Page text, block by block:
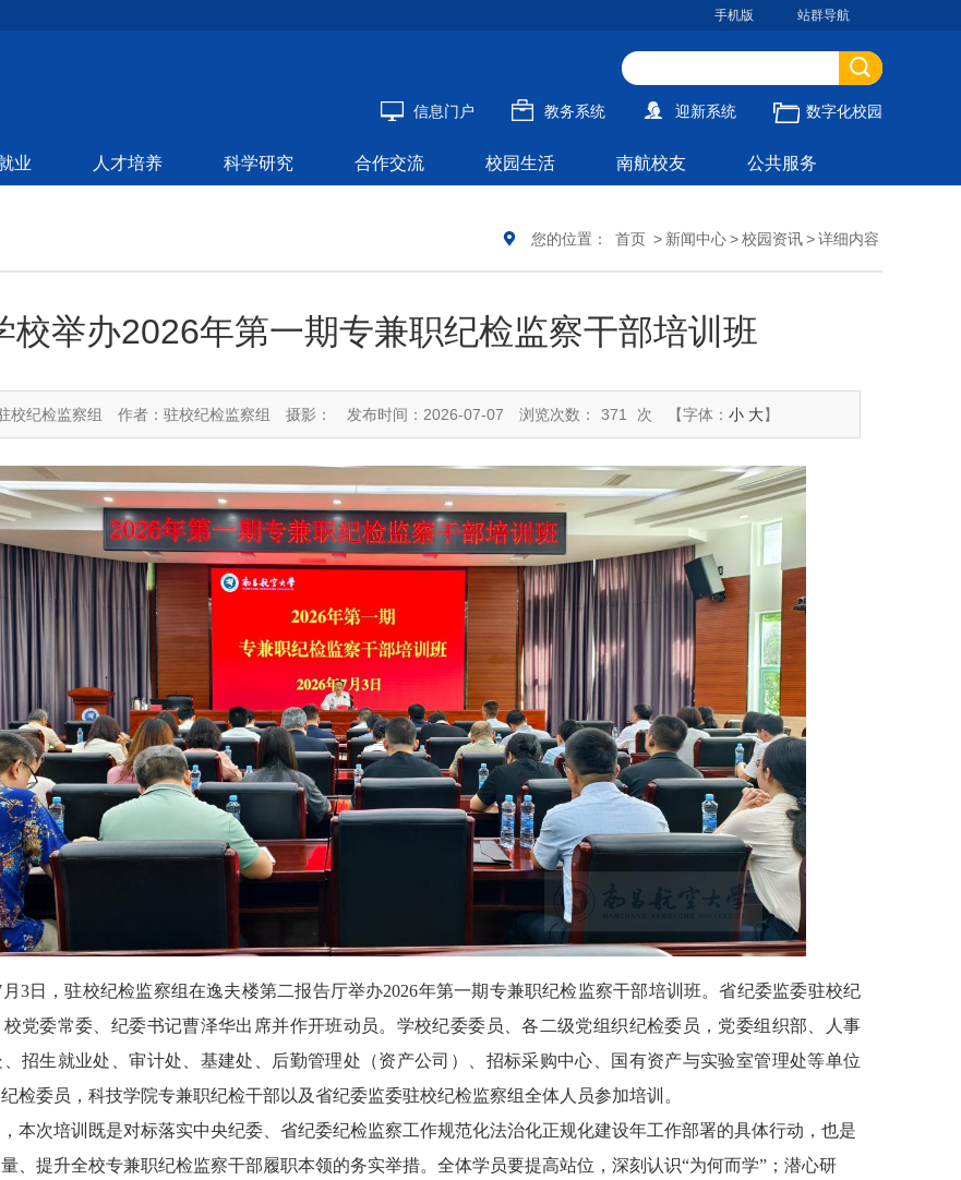
手机版 站群导航
信息门户 教务系统 迎新系统 数字化校园
业 人才培养 科学研究 合作交流 校园生活 南航校友 公共服务
您的位置： 首页 > 新闻中心>校园资讯>详细内容
校举办2026年第一期专兼职纪检监察干部培训班
校纪检监察组 作者：驻校纪检监察组 摄影： 发布时间：2026-07-07 浏览次数： 371 次 【字体： 小 大】
月3日，驻校纪检监察组在逸夫楼第二报告厅举办2026年第一期专兼职纪检监察干部培训班。省纪委监委驻校纪
党委常委、纪委书记曹泽华出席并作开班动员。学校纪委委员、各二级党组织纪检委员，党委组织部、人事
招生就业处、审计处、基建处、后勤管理处（资产公司）、招标采购中心、国有资产与实验室管理处等单位
纪检委员，科技学院专兼职纪检干部以及省纪委监委驻校纪检监察组全体人员参加培训。
本次培训既是对标落实中央纪委、省纪委纪检监察工作规范化法治化正规化建设年工作部署的具体行动，也是
、提升全校专兼职纪检监察干部履职本领的务实举措。全体学员要提高站位，深刻认识“为何而学”；潜心研